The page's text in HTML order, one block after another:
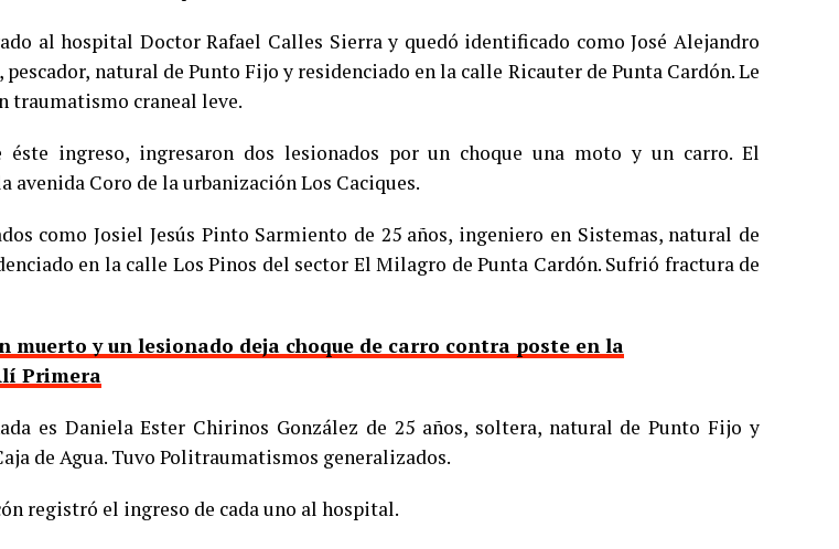
al hospital Doctor Rafael Calles Sierra y quedó identificado como José Alejandro
pescador, natural de Punto Fijo y residenciado en la calle Ricauter de Punta Cardón. Le
traumatismo craneal leve.
éste ingreso, ingresaron dos lesionados por un choque una moto y un carro. El
avenida Coro de la urbanización Los Caciques.
como Josiel Jesús Pinto Sarmiento de 25 años, ingeniero en Sistemas, natural de
en la calle Los Pinos del sector El Milagro de Punta Cardón. Sufrió fractura de
muerto y un lesionado deja choque de carro contra poste en la
Primera
es Daniela Ester Chirinos González de 25 años, soltera, natural de Punto Fijo y
de Agua. Tuvo Politraumatismos generalizados.
registró el ingreso de cada uno al hospital.